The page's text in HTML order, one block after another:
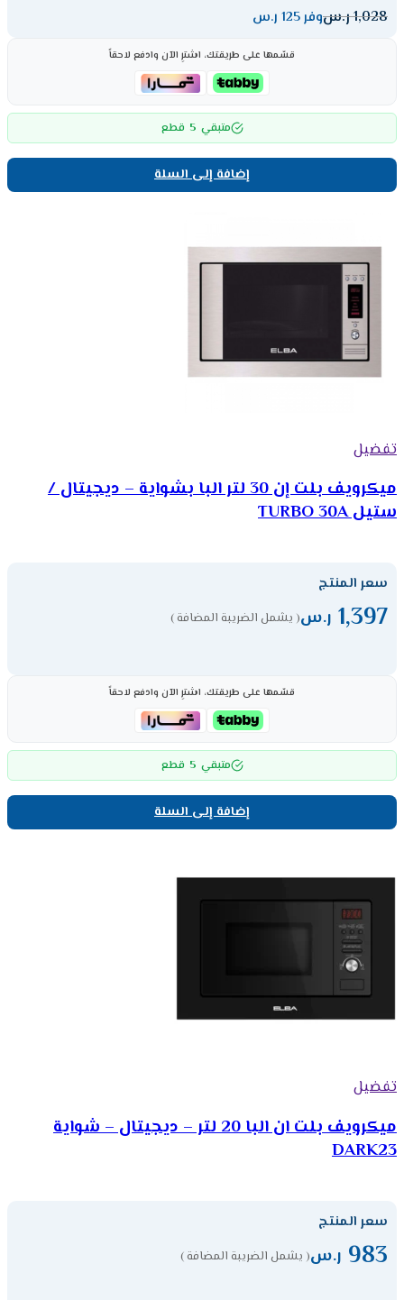
1,028ر.سوفر 125 ر.س
قسّمها على طريقتك، اشترِ الآن وادفع لاحقاً
متبقي 5 قطع
إضافة إلى السلة
تفضيل
ميكرويف بلت إن 30 لتر البا بشواية – ديجيتال /
ستيل TURBO 30A
سعر المنتج
1,397 ر.س( يشمل الضريبة المضافة )
قسّمها على طريقتك، اشترِ الآن وادفع لاحقاً
متبقي 5 قطع
إضافة إلى السلة
تفضيل
ميكرويف بلت ان البا 20 لتر – ديجيتال – شواية
DARK23
سعر المنتج
983 ر.س( يشمل الضريبة المضافة )